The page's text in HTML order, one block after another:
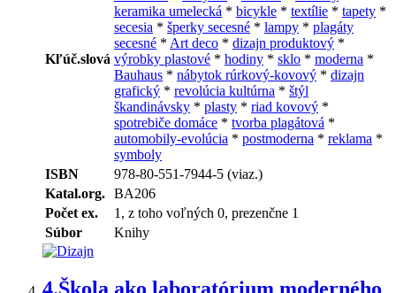
Kľúč.slová
keramika umelecká * bicykle * textílie * tapety *
secesia * šperky secesné * lampy * plagáty
secesné * Art deco * dizajn produktový *
výrobky plastové * hodiny * sklo * moderna *
Bauhaus * nábytok rúrkový-kovový * dizajn
grafický * revolúcia kultúrna * štýl
škandinávsky * plasty * riad kovový *
spotrebiče domáce * tvorba plagátová *
automobily-evolúcia * postmoderna * reklama *
symboly
ISBN
978-80-551-7944-5 (viaz.)
Katal.org. BA206
Počet ex.
1, z toho voľných 0, prezenčne 1
Súbor
Knihy